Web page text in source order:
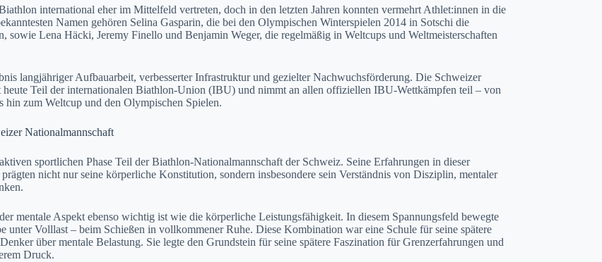
international eher im Mittelfeld vertreten, doch in den letzten Jahren konnten vermehrt Athlet:innen in die
Namen gehören Selina Gasparin, die bei den Olympischen Winterspielen 2014 in Sotschi die
sowie Lena Häcki, Jeremy Finello und Benjamin Weger, die regelmäßig in Weltcups und Weltmeisterschaften
langjähriger Aufbauarbeit, verbesserter Infrastruktur und gezielter Nachwuchsförderung. Die Schweizer
Teil der internationalen Biathlon-Union (IBU) und nimmt an allen offiziellen IBU-Wettkämpfen teil – von
hin zum Weltcup und den Olympischen Spielen.
Nationalmannschaft
sportlichen Phase Teil der Biathlon-Nationalmannschaft der Schweiz. Seine Erfahrungen in dieser
nicht nur seine körperliche Konstitution, sondern insbesondere sein Verständnis von Disziplin, mentaler
mentale Aspekt ebenso wichtig ist wie die körperliche Leistungsfähigkeit. In diesem Spannungsfeld bewegte
unter Volllast – beim Schießen in vollkommener Ruhe. Diese Kombination war eine Schule für seine spätere
über mentale Belastung. Sie legte den Grundstein für seine spätere Faszination für Grenzerfahrungen und
Druck.